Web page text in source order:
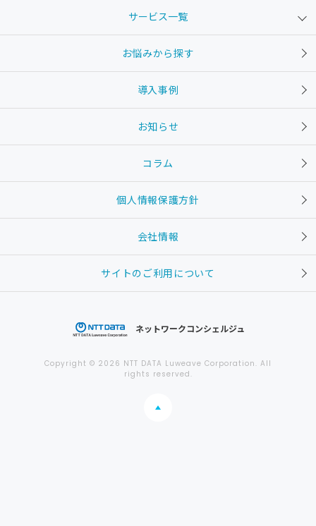
サービス一覧
お悩みから探す
導入事例
お知らせ
コラム
個人情報保護方針
会社情報
サイトのご利用について
ネットワークコンシェルジュ
Copyright © 2026 NTT DATA Luweave Corporation. All
rights reserved.